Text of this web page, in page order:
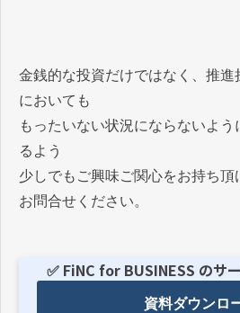
金銭的な投資だけではなく、推進
においても
もったいない状況にならないよ
るよう
少しでもご興味ご関心をお持ち
お問合せください。
✅ FiNC for BUSINESS のサ
資料ダウンロ